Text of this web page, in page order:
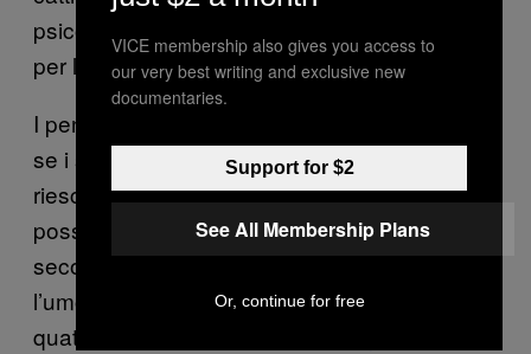
psicologica è uno dei trattamenti più comuni
per la depressione.
I pensieri suicidi non vanno mai ignorati, ma
se i sintomi sono relativamente lievi e non si
riesce a deciderti a chiedere aiuto, si
possono adottare alcuni accorgimenti,
secondo Winch, per cercare di migliorare
l’umore. Winch consiglia di fare attività cardio
quattro volte a settimana (è una
VICE membership also gives you access to
our very best writing and exclusive new
documentaries.
Support for $2
See All Membership Plans
Or, continue for free